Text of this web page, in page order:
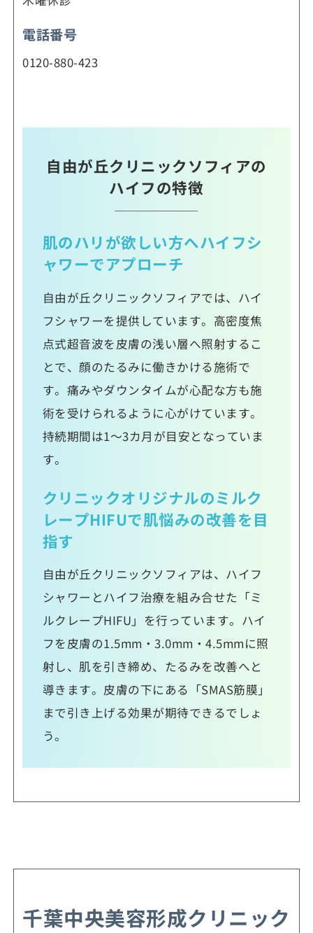
電話番号
0120-880-423
自由が丘クリニックソフィアの
ハイフの特徴
肌のハリが欲しい方へハイフシ
ャワーでアプローチ
自由が丘クリニックソフィアでは、ハイ
フシャワーを提供しています。高密度焦
点式超音波を皮膚の浅い層へ照射するこ
とで、顔のたるみに働きかける施術で
す。痛みやダウンタイムが心配な方も施
術を受けられるように心がけています。
持続期間は1～3カ月が目安となっていま
す。
クリニックオリジナルのミルク
レープHIFUで肌悩みの改善を目
指す
自由が丘クリニックソフィアは、ハイフ
シャワーとハイフ治療を組み合せた「ミ
ルクレープHIFU」を行っています。ハイ
フを皮膚の1.5mm・3.0mm・4.5mmに照
射し、肌を引き締め、たるみを改善へと
導きます。皮膚の下にある「SMAS筋膜」
まで引き上げる効果が期待できるでしょ
う。
千葉中央美容形成クリニック